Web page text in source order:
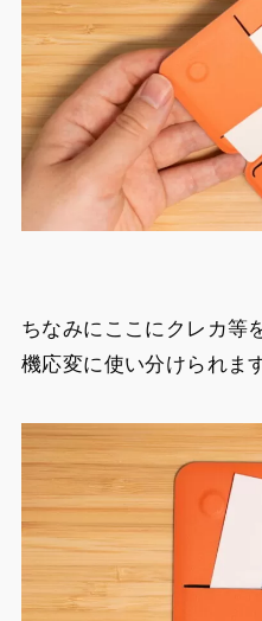
ちなみにここにクレカ等
機応変に使い分けられま